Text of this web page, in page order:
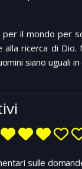
per il mondo per
alla ricerca di
siano uguali
sulle